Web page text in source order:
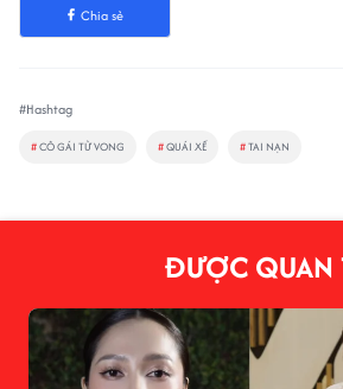
Chia sẻ
#Hashtag
#CÔ GÁI TỬ VONG #QUÁI XẾ #TAI NẠN
ĐƯỢC QUAN